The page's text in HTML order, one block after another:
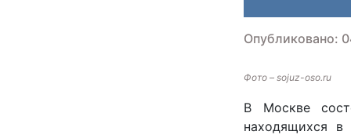
Опубликовано:
Фото – sojuz-oso.ru
В Москве
находящихся